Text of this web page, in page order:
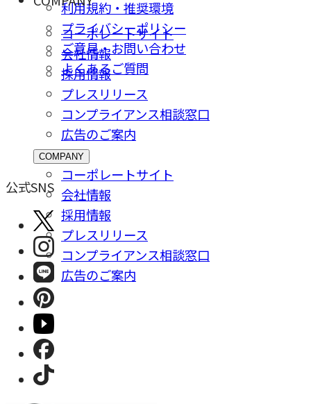
利用規約・推奨環境
プライバシーポリシー
ご意⾒・お問い合わせ
よくあるご質問
コーポレートサイト
会社情報
採⽤情報
プレスリリース
コンプライアンス相談窓⼝
広告のご案内
COMPANY
コーポレートサイト
会社情報
採⽤情報
プレスリリース
コンプライアンス相談窓⼝
広告のご案内
公式SNS